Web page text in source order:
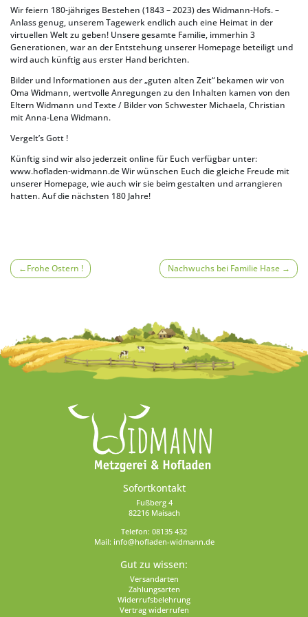
Wir feiern 180-jähriges Bestehen (1843 – 2023) des Widmann-Hofs. –
Anlass genug, unserem Tagewerk endlich auch eine Heimat in der
virtuellen Welt zu geben! Unsere gesamte Familie, immerhin 3
Generationen, war an der Entstehung unserer Homepage beteiligt und
wird auch künftig aus erster Hand berichten.
Bilder und Informationen aus der „guten alten Zeit“ bekamen wir von
Oma Widmann, wertvolle Anregungen zu den Inhalten kamen von den
Eltern Widmann und Texte / Bilder von Schwester Michaela, Christian
mit Anna-Lena Widmann.
Vergelt’s Gott !
Künftig sind wir also jederzeit online für Euch verfügbar unter:
www.hofladen-widmann.de Wir wünschen Euch die gleiche Freude mit
unserer Homepage, wie auch wir sie beim gestalten und arrangieren
hatten. Auf die nächsten 180 Jahre!
Beitragsnavigation
Frohe Ostern ! Nachwuchs bei Familie Hase
Sofortkontakt
Fußberg 4
82216 Maisach
Telefon: 08135 432
Mail: info@hofladen-widmann.de
Gut zu wissen:
Versandarten
Zahlungsarten
Widerrufsbelehrung
Vertrag widerrufen